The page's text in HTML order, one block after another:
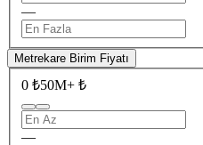
—
Metrekare Birim Fiyatı
0 ₺50M+ ₺
—